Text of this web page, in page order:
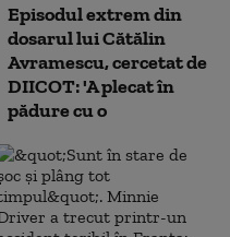
Episodul extrem din
dosarul lui Cătălin
Avramescu, cercetat de
DIICOT: 'A plecat în
pădure cu o